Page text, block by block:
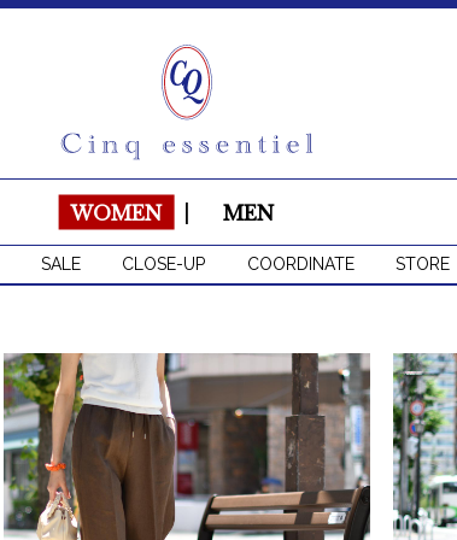
WOMEN MEN
SALE CLOSE-UP COORDINATE STORE